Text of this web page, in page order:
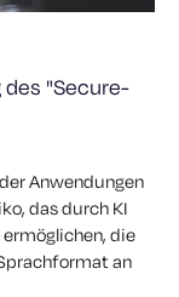
des "Secure-
Anwendungen
das durch KI
die
an